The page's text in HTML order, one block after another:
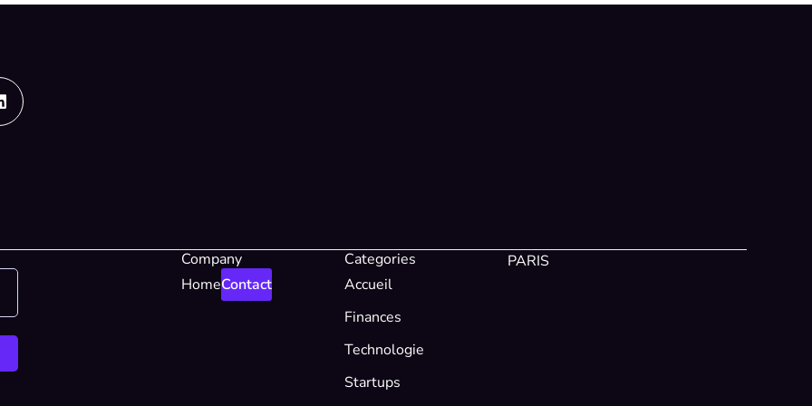
Company
HomeContact
Categories
Accueil
Finances
Technologie
Startups
PARIS